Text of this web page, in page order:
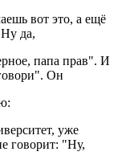
вот это, а ещё
да,
папа прав". И
Он
уже
говорит: "Ну,